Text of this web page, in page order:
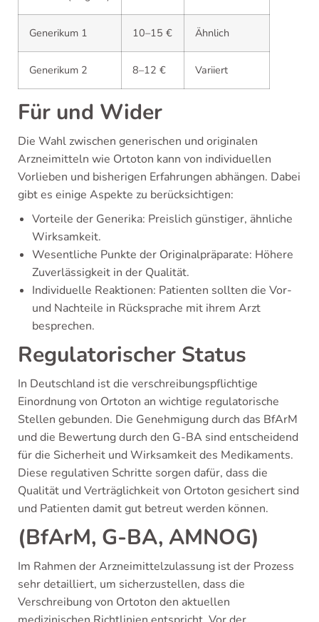
Generikum 1 10–15 € Ähnlich
Generikum 2 8–12 € Variiert
Für und Wider
Die Wahl zwischen generischen und originalen
Arzneimitteln wie Ortoton kann von individuellen
Vorlieben und bisherigen Erfahrungen abhängen. Dabei
gibt es einige Aspekte zu berücksichtigen:
Vorteile der Generika: Preislich günstiger, ähnliche
Wirksamkeit.
Wesentliche Punkte der Originalpräparate: Höhere
Zuverlässigkeit in der Qualität.
Individuelle Reaktionen: Patienten sollten die Vor-
und Nachteile in Rücksprache mit ihrem Arzt
besprechen.
Regulatorischer Status
In Deutschland ist die verschreibungspflichtige
Einordnung von Ortoton an wichtige regulatorische
Stellen gebunden. Die Genehmigung durch das BfArM
und die Bewertung durch den G-BA sind entscheidend
für die Sicherheit und Wirksamkeit des Medikaments.
Diese regulativen Schritte sorgen dafür, dass die
Qualität und Verträglichkeit von Ortoton gesichert sind
und Patienten damit gut betreut werden können.
(BfArM, G-BA, AMNOG)
Im Rahmen der Arzneimittelzulassung ist der Prozess
sehr detailliert, um sicherzustellen, dass die
Verschreibung von Ortoton den aktuellen